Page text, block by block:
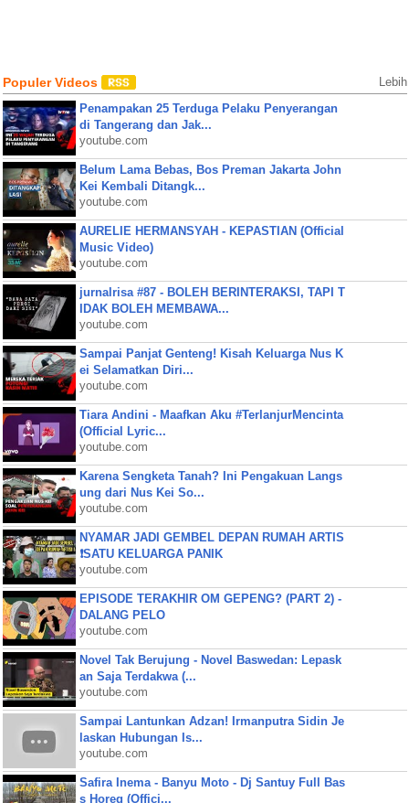
Populer Videos Lebih
Penampakan 25 Terduga Pelaku Penyerangan
di Tangerang dan Jak...
youtube.com
Belum Lama Bebas, Bos Preman Jakarta John
Kei Kembali Ditangk...
youtube.com
AURELIE HERMANSYAH - KEPASTIAN (Official
Music Video)
youtube.com
jurnalrisa #87 - BOLEH BERINTERAKSI, TAPI T
IDAK BOLEH MEMBAWA...
youtube.com
Sampai Panjat Genteng! Kisah Keluarga Nus K
ei Selamatkan Diri...
youtube.com
Tiara Andini - Maafkan Aku #TerlanjurMencinta
(Official Lyric...
youtube.com
Karena Sengketa Tanah? Ini Pengakuan Langs
ung dari Nus Kei So...
youtube.com
NYAMAR JADI GEMBEL DEPAN RUMAH ARTIS
❗SATU KELUARGA PANIK
youtube.com
EPISODE TERAKHIR OM GEPENG? (PART 2) -
DALANG PELO
youtube.com
Novel Tak Berujung - Novel Baswedan: Lepask
an Saja Terdakwa (...
youtube.com
Sampai Lantunkan Adzan! Irmanputra Sidin Je
laskan Hubungan Is...
youtube.com
Safira Inema - Banyu Moto - Dj Santuy Full Bas
s Horeg (Offici...